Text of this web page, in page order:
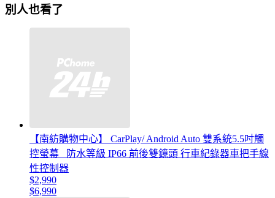
別人也看了
【南紡購物中心】 CarPlay/ Android Auto 雙系統5.5吋觸
控螢幕 防水等級 IP66 前後雙鏡頭 行車紀錄器車把手線
性控制器
$2,990
$6,990